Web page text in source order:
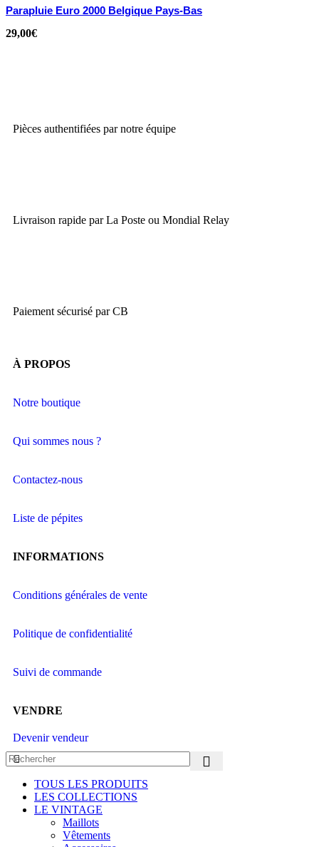
Parapluie Euro 2000 Belgique Pays-Bas
29,00€
Pièces authentifiées par notre équipe
Livraison rapide par La Poste ou Mondial Relay
Paiement sécurisé par CB
À PROPOS
Notre boutique
Qui sommes nous ?
Contactez-nous
Liste de pépites
INFORMATIONS
Conditions générales de vente
Politique de confidentialité
Suivi de commande
VENDRE
Devenir vendeur
TOUS LES PRODUITS
LES COLLECTIONS
LE VINTAGE
Maillots
Vêtements